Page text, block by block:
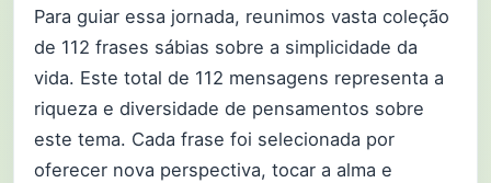
Para guiar essa jornada, reunimos vasta coleção
de 112 frases sábias sobre a simplicidade da
vida. Este total de 112 mensagens representa a
riqueza e diversidade de pensamentos sobre
este tema. Cada frase foi selecionada por
oferecer nova perspectiva, tocar a alma e